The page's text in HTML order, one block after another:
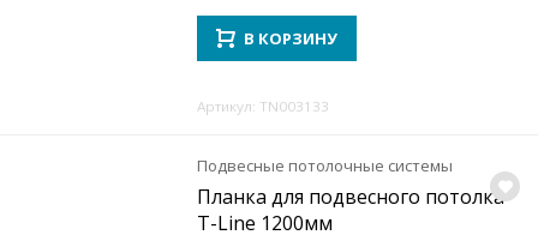
В КОРЗИНУ
Артикул: TN003133
Подвесные потолочные системы
Планка для подвесного потолка
T-Line 1200мм